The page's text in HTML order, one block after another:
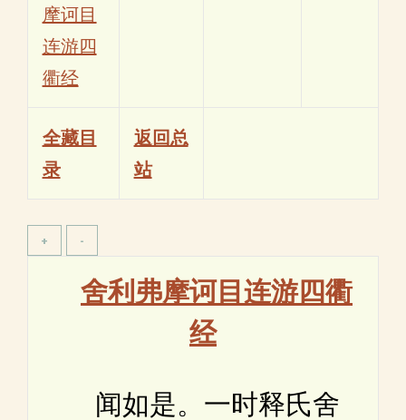
摩诃目
连游四
衢经
全藏目
录
返回总
站
舍利弗摩诃目连游四衢
经
闻如是。一时释氏舍